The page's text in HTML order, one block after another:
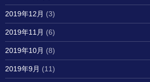
2019年12月 (3)
2019年11月 (6)
2019年10月 (8)
2019年9月 (11)